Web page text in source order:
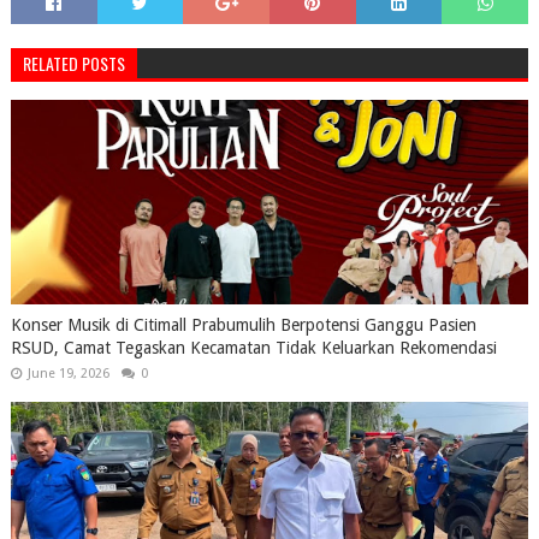
RELATED POSTS
Konser Musik di Citimall Prabumulih Berpotensi Ganggu Pasien
RSUD, Camat Tegaskan Kecamatan Tidak Keluarkan Rekomendasi
June 19, 2026 0